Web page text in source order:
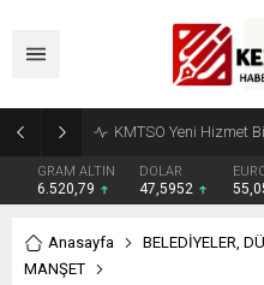
Madrigal, Perşembe
GRAM ALTIN
6.520,79
DOLAR
47,5952
Anasayfa BELEDİYELER,
MANŞET